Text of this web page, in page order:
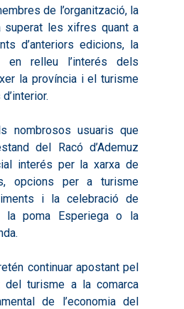
de l’organització, la
superat les xifres quant a
d’anteriors edicions, la
en relleu l’interés dels
la província i el turisme
nombrosos usuaris que
del Racó d’Ademuz
interés per la xarxa de
opcions per a turisme
i la celebració de
poma Esperiega o la
continuar apostant pel
del turisme a la comarca
de l’economia del
Diagnòstics
Objectius
Valoració de Projectes
Experimentals
Necessitats
Formació Pactes 2022
Altres Accions:
2017
2019
2020
Publicacions
2017
2021
2022
2023
Informes
Infografies
Infografies 2021
Pactes per
Documentació
Audiovisuals
Informació Estadística
ODS
Noticies
Actualitat
Butlletins de Notícies
Contacte